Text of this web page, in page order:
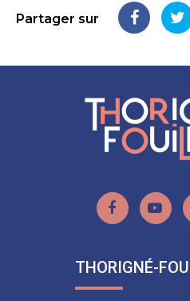
Partager sur
Lien
le
compte
Lien
la
THORIGNÉ-